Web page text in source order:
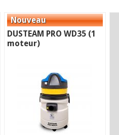
DUSTEAM PRO WD35 (1
moteur)